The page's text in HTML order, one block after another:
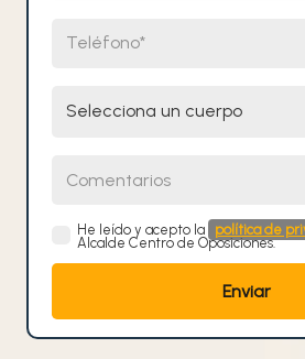
He leído y acepto la política de
Alcalde Centro de Oposiciones.